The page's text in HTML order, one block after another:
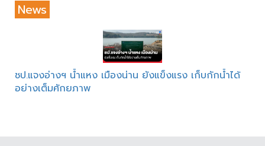
News
ชป.แจงอ่างฯ น้ำแหง เมืองน่าน ยังแข็งแรง เก็บกักน้ำได้
อย่างเต็มศักยภาพ